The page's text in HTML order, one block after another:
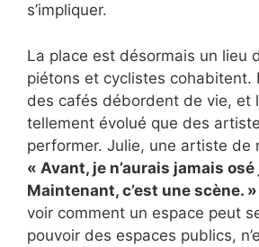
s’impliquer.
La place est désormais un lieu
piétons et cyclistes cohabitent.
des cafés débordent de vie, et
tellement évolué que des
performer. Julie, une artiste de
« Avant, je n’aurais jamais
Maintenant, c’est une scène. »
voir comment un espace peut
pouvoir des espaces publics,